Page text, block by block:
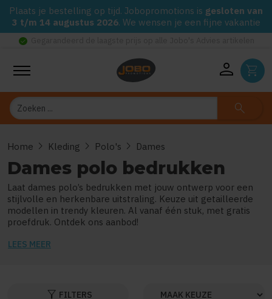
Plaats je bestelling op tijd. Jobopromotions is gesloten van
3 t/m 14 augustus 2026. We wensen je een fijne vakantie
check_circle
person shopping_cart
Zoeken search
Home chevron_right Kleding chevron_right Polo's chevron_right Dames
Dames polo bedrukken
Laat dames polo’s bedrukken met jouw ontwerp voor een
stijlvolle en herkenbare uitstraling. Keuze uit getailleerde
modellen in trendy kleuren. Al vanaf één stuk, met gratis
proefdruk. Ontdek ons aanbod!
LEES MEER
filter_alt FILTERS